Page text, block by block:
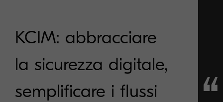
KCIM: abbracciare
la sicurezza digitale,
semplificare i flussi